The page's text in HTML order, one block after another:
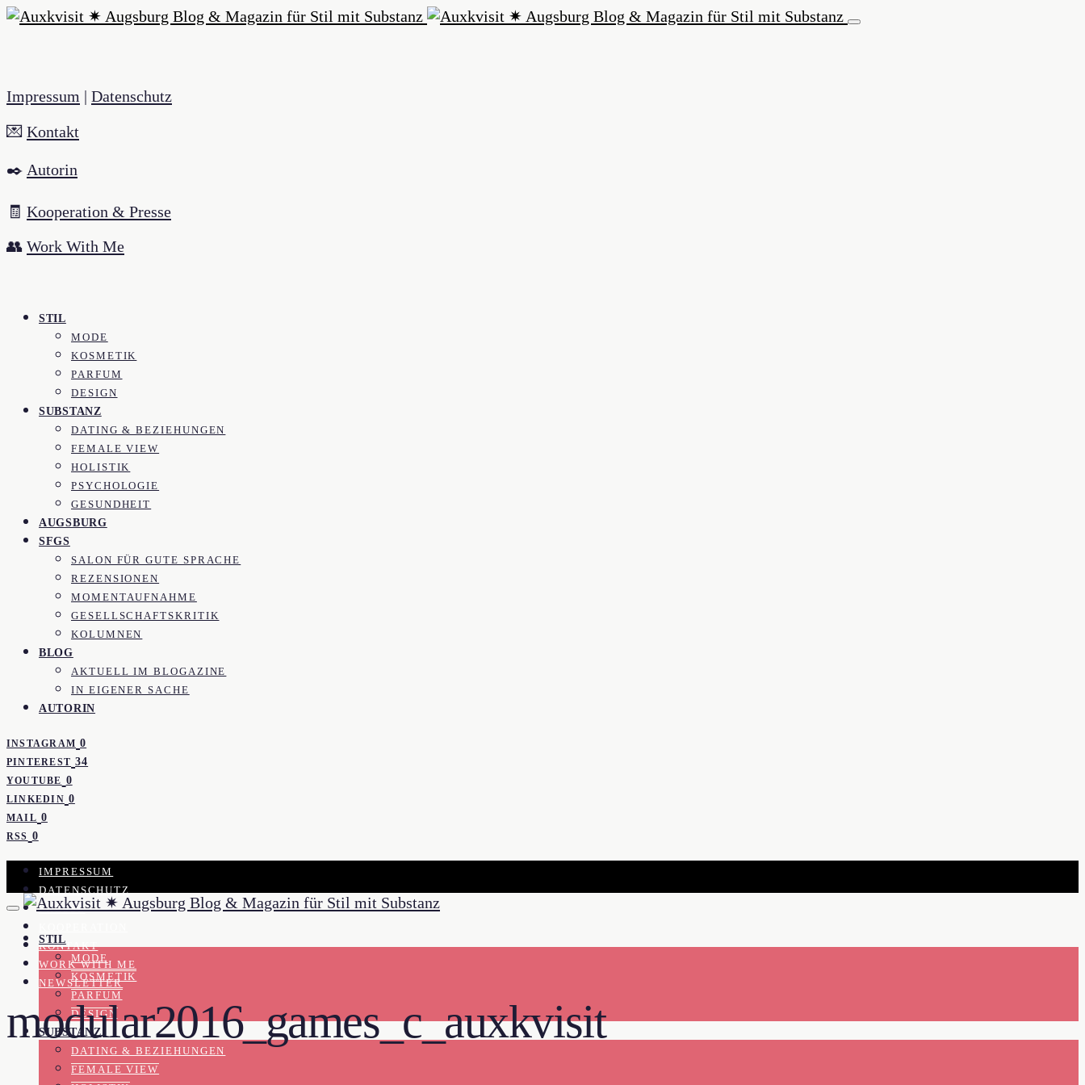
Impressum | Datenschutz
💌 Kontakt
✒️ Autorin
🧾 Kooperation & Presse
👥 Work With Me
STIL
MODE
KOSMETIK
PARFUM
DESIGN
SUBSTANZ
DATING & BEZIEHUNGEN
FEMALE VIEW
HOLISTIK
PSYCHOLOGIE
GESUNDHEIT
AUGSBURG
SFGS
SALON FÜR GUTE SPRACHE
REZENSIONEN
MOMENTAUFNAHME
GESELLSCHAFTSKRITIK
KOLUMNEN
BLOG
AKTUELL IM BLOGAZINE
IN EIGENER SACHE
AUTORIN
INSTAGRAM 0
PINTEREST 34
YOUTUBE 0
LINKEDIN 0
MAIL 0
RSS 0
IMPRESSUM
DATENSCHUTZ
PRESSE
KONTAKT
WORK WITH ME
NEWSLETTER
STIL
MODE
KOSMETIK
PARFUM
DESIGN
SUBSTANZ
DATING & BEZIEHUNGEN
FEMALE VIEW
modular2016_games_c_auxkvisit